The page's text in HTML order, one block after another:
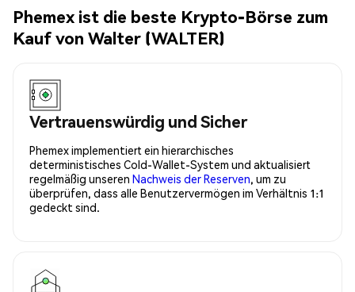
Phemex ist die beste Krypto-Börse zum
Kauf von Walter (WALTER)
Vertrauenswürdig und Sicher
Phemex implementiert ein hierarchisches
deterministisches Cold-Wallet-System und aktualisiert
regelmäßig unseren Nachweis der Reserven, um zu
überprüfen, dass alle Benutzervermögen im Verhältnis 1:1
gedeckt sind.